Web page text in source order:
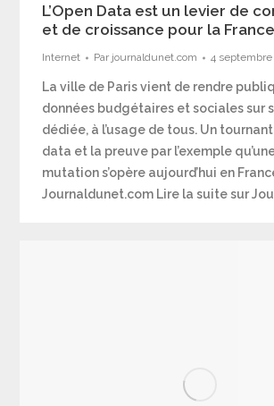
L’Open Data est un levier de
et de croissance pour la France
Internet Par journaldunet.com 4 septembre
La ville de Paris vient de rendre
données budgétaires et sociales sur
dédiée, à l’usage de tous. Un tournant
data et la preuve par l’exemple
mutation s’opère aujourd’hui en
Journaldunet.com Lire la suite sur